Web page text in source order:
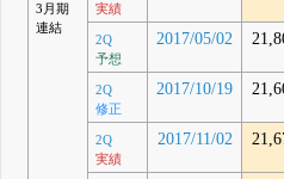
3月期
連結
実績
2Q
予想
2017/05/02
2Q
修正
2017/10/19
2Q
実績
2017/11/02